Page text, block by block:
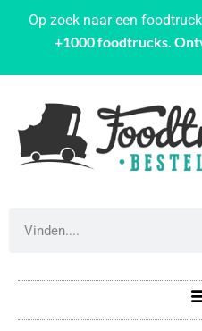
Op zoek naar een
+1000 foodtrucks.